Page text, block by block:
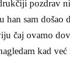
pozdrav
han sam do­šao
čaj ovamo
kad